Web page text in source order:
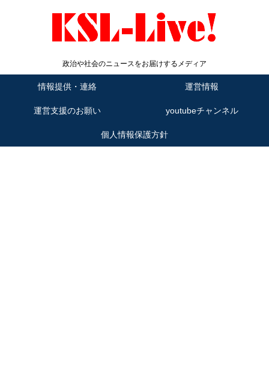
政治や社会のニュースをお届けするメディア
情報提供・連絡 運営情報
運営支援のお願い youtubeチャンネル
個人情報保護方針